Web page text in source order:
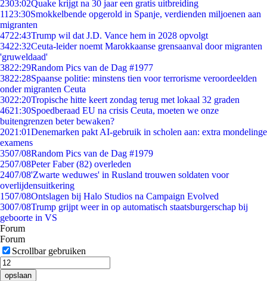
2303:02Quake krijgt na 30 jaar een gratis uitbreiding
11 23:30Smokkelbende opgerold in Spanje, verdienden miljoenen aan
migranten
4722:43Trump wil dat J.D. Vance hem in 2028 opvolgt
3422:32Ceuta-leider noemt Marokkaanse grensaanval door migranten
'gruweldaad'
3822:29Random Pics van de Dag #1977
3822:28Spaanse politie: minstens tien voor terrorisme veroordeelden
onder migranten Ceuta
3022:20Tropische hitte keert zondag terug met lokaal 32 graden
4621:30Spoedberaad EU na crisis Ceuta, moeten we onze
buitengrenzen beter bewaken?
2021:01Denemarken pakt AI-gebruik in scholen aan: extra mondelinge
examens
3507/08Random Pics van de Dag #1979
2507/08Peter Faber (82) overleden
2407/08'Zwarte weduwes' in Rusland trouwen soldaten voor
overlijdensuitkering
1507/08Ontslagen bij Halo Studios na Campaign Evolved
3007/08Trump grijpt weer in op automatisch staatsburgerschap bij
geboorte in VS
Forum
Forum
Scrollbar gebruiken
opslaan